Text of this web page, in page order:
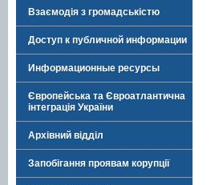
Взаємодія з громадськістю
Доступ к публичной информации
Информационные ресурсы
Європейська та Євроатлантична
інтеграція України
Архівний відділ
Запобігання проявам корупції